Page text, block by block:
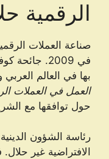
الرقمية
صناعة العملات
بها في العالم
العمل في العملات
حول توافقها مع
رئاسة الشؤون
الافتراضية غير